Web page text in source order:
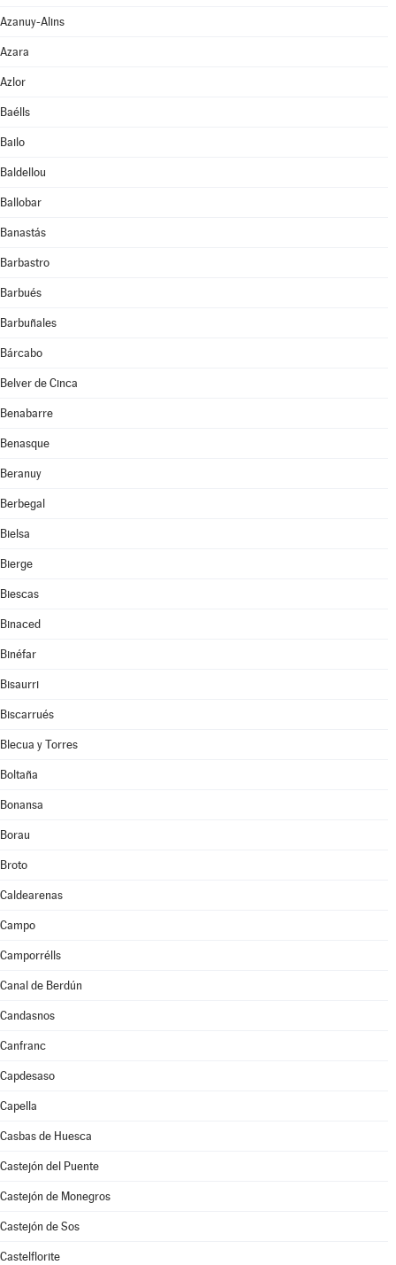
Azanuy-Alins
Azara
Azlor
Baélls
Bailo
Baldellou
Ballobar
Banastás
Barbastro
Barbués
Barbuñales
Bárcabo
Belver de Cinca
Benabarre
Benasque
Beranuy
Berbegal
Bielsa
Bierge
Biescas
Binaced
Binéfar
Bisaurri
Biscarrués
Blecua y Torres
Boltaña
Bonansa
Borau
Broto
Caldearenas
Campo
Camporrélls
Canal de Berdún
Candasnos
Canfranc
Capdesaso
Capella
Casbas de Huesca
Castejón del Puente
Castejón de Monegros
Castejón de Sos
Castelflorite